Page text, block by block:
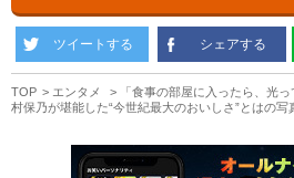
ツイートする シェアする
TOP エンタメ
「食事の部屋に入ったら、光
村保乃が堪能した“今世紀最大のおいしさ”とはの写